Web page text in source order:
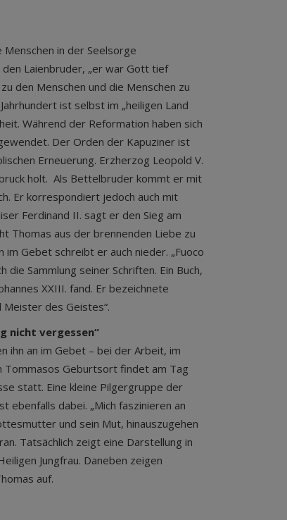
Menschen in der Seelsorge
Laienbruder, „er war Gott tief
den Menschen und die Menschen zu
ist selbst im „heiligen Land
Während der Reformation haben sich
Der Orden der Kapuziner ist
Erneuerung. Erzherzog Leopold V.
holt. Als Bettelbruder kommt er mit
Er korrespondiert jedoch auch mit
Ferdinand II. sagt er den Sieg am
Thomas aus der brennenden Liebe zu
im Gebet schreibt er auch nieder. „Fuoco
die Sammlung seiner Schriften. Ein Buch,
XXIII. fand. Er bezeichnete
Meister des Geistes“.
nicht vergessen“
ihn an im Gebet – bei der Arbeit, im
Tommasos Geburtsort findet am Tag
statt. Eine kleine Pilgergruppe der
ebenfalls dabei. „Mich faszinieren an
und sein Mut, hinauszugehen
Tatsächlich zeigt eine Darstellung in
Jungfrau. Daneben zeigen
auf.